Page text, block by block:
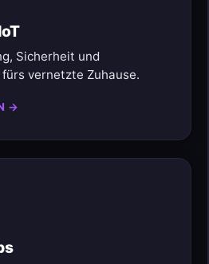
Sicherheit und
vernetzte Zuhause.
→